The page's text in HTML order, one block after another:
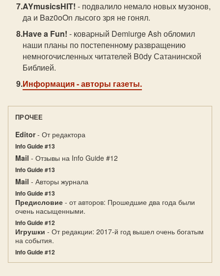
AYmusicsHIT! - подвалило немало новых музонов,
да и Baz0oOn лысого зpя не гонял.
Have a Fun! - коваpный Demiurge Ash обломил
наши планы по постепенному pазвpащению
немногочисленных читателей B0dy Сатанинской
Библией.
Информация- авторы газеты.
ПРОЧЕЕ
Editor- От редактора
Info Guide #13
Mail - Отзывы на Info Guide #12
Info Guide #13
Mail - Авторы журнала
Info Guide #13
Предисловие - от авторов: Прошедшие два года были
очень насыщенными.
Info Guide #12
Игрушки - От редакции: 2017-й год вышел очень богатым
на события.
Info Guide #12